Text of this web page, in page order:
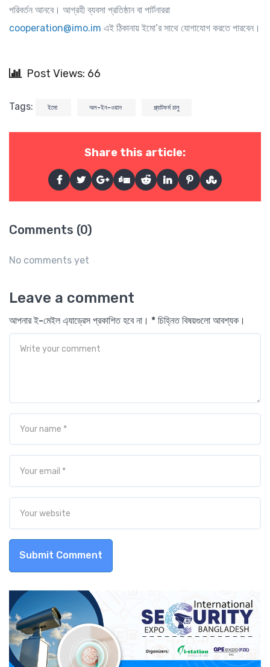
পরিবর্তন আনবে। আগ্রহী ব্যবসা প্রতিষ্ঠান বা পার্টনাররা
cooperation@imo.im এই ঠিকানায় ইমো’র সাথে যোগাযোগ করতে পারবেন।
Post Views: 66
Tags: ইমো অল-ইন-ওয়ান প্ল্যাটফর্ম চালু
Share this article:
Comments (0)
No comments yet
Leave a comment
আপনার ই-মেইল এ্যাড্রেস প্রকাশিত হবে না। * চিহ্নিত বিষয়গুলো আবশ্যক।
Submit Comment